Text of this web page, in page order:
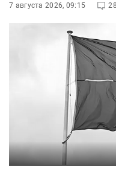
7 августа 2026, 09:15 28